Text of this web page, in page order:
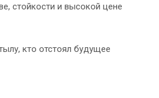
стойкости и высокой цене
кто отстоял будущее